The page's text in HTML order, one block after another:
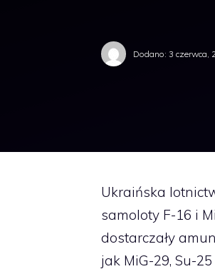
Dodano: 3 czerwca,
Ukraińska
samoloty F-16 i
dostarczały
jak MiG-29, Su-